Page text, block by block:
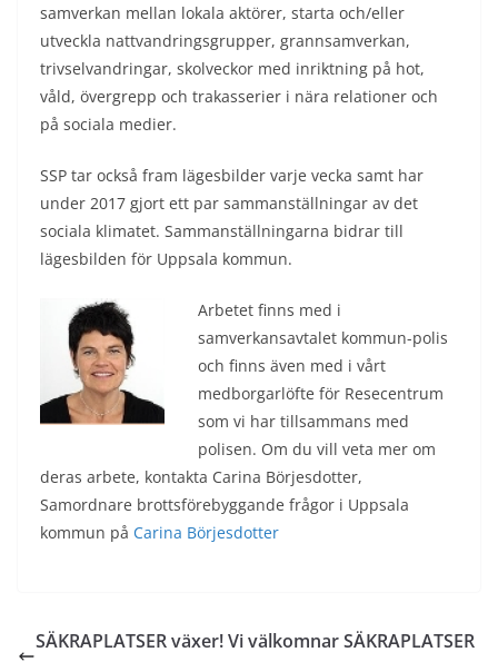
samverkan mellan lokala aktörer, starta och/eller
utveckla nattvandringsgrupper, grannsamverkan,
trivselvandringar, skolveckor med inriktning på hot,
våld, övergrepp och trakasserier i nära relationer och
på sociala medier.
SSP tar också fram lägesbilder varje vecka samt har
under 2017 gjort ett par sammanställningar av det
sociala klimatet. Sammanställningarna bidrar till
lägesbilden för Uppsala kommun.
Arbetet finns med i
samverkansavtalet kommun-polis
och finns även med i vårt
medborgarlöfte för Resecentrum
som vi har tillsammans med
polisen. Om du vill veta mer om
deras arbete, kontakta Carina Börjesdotter,
Samordnare brottsförebyggande frågor i Uppsala
kommun på Carina Börjesdotter
SÄKRAPLATSER växer! Vi välkomnar SÄKRAPLATSER